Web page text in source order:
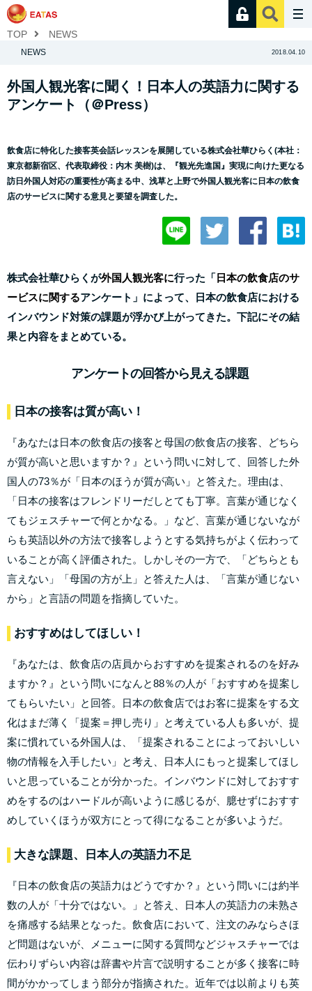
TOP NEWS
NEWS 2018.04.10
外国人観光客に聞く！日本人の英語力に関する
アンケート（＠Press）
飲食店に特化した接客英会話レッスンを展開している株式会社華ひらく(本社：
東京都新宿区、代表取締役：内木 美樹)は、『観光先進国』実現に向けた更なる
訪日外国人対応の重要性が高まる中、浅草と上野で外国人観光客に日本の飲食
店のサービスに関する意見と要望を調査した。
株式会社華ひらくが外国人観光客に行った「 日本の飲食店のサ
ービスに関するアンケート」によって、日本の飲食店における
インバウンド対策の課題が浮かび上がってきた。下記にその結
果と内容をまとめている。
アンケートの回答から見える課題
日本の接客は質が高い！
『あなたは日本の飲食店の接客と母国の飲食店の接客、どちら
が質が高いと思いますか？』という問いに対して、回答した外
国人の73％が「日本のほうが質が高い」と答えた。理由は、
「日本の接客はフレンドリーだしとても丁寧。言葉が通じなく
てもジェスチャーで何とかなる。」など、言葉が通じないなが
らも英語以外の方法で接客しようとする気持ちがよく伝わって
いることが高く評価された。しかしその一方で、「どちらとも
言えない」「母国の方が上」と答えた人は、「言葉が通じない
から」と言語の問題を指摘していた。
おすすめはしてほしい！
『あなたは、飲食店の店員からおすすめを提案されるのを好み
ますか？』という問いになんと88％の人が「おすすめを提案し
てもらいたい」と回答。日本の飲食店ではお客に提案をする文
化はまだ薄く「提案＝押し売り」と考えている人も多いが、提
案に慣れている外国人は、「提案されることによっておいしい
物の情報を入手したい」と考え、日本人にもっと提案してほし
いと思っていることが分かった。インバウンドに対しておすす
めをするのはハードルが高いように感じるが、臆せずにおすす
めしていくほうが双方にとって得になることが多いようだ。
大きな課題、日本人の英語力不足
『日本の飲食店の英語力はどうですか？』という問いには約半
数の人が「十分ではない。」と答え、日本人の英語力の未熟さ
を痛感する結果となった。飲食店において、注文のみならさほ
ど問題はないが、メニューに関する質問などジャスチャーでは
伝わりずらい内容は辞書や片言で説明することが多く接客に時
間がかかってしまう部分が指摘された。近年では以前よりも英